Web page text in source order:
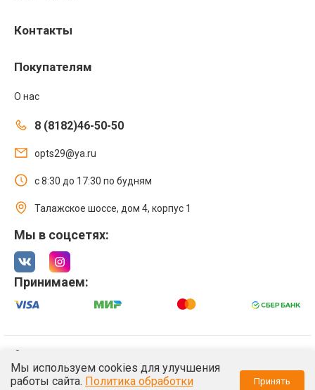
Контакты
Покупателям
О нас
8 (8182)46-50-50
opts29@ya.ru
с 8:30 до 17:30 по будням
Талажское шоссе, дом 4, корпус 1
Мы в соцсетях:
Принимаем:
Политика обработки персональных данных
Мы используем cookies для улучшения
работы сайта. Политика обработки
Принять